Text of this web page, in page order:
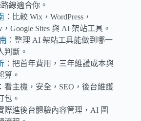
線適合你。
：比較 Wix，WordPress，
Google Sites 與 AI 架站工具。
：整理 AI 架站工具能做到哪一
判斷。
：把首年費用，三年維護成本與
算。
：看主機，安全，SEO，後台維護
包。
際進後台體驗內容管理，AI 圖